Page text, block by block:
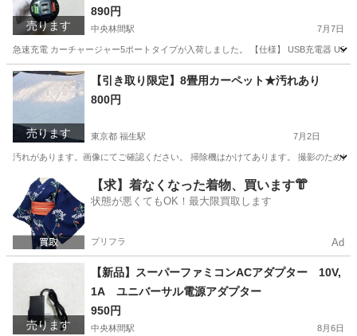
売ります
d★iPad★1年保証
890円
中央林間駅 7月7日
急速充電 カーチャージャー5ポートタイプが入荷しました。 【仕様】 USB充電器
神奈川 相模原市 中央林間駅 内装、インテリア
売ります
【引き取り限定】8畳用カーペット★汚れあり
800円
東京都 福生駅 7月2日
汚れがあります。画像にてご確認ください。 掃除機はかけてあります。 撮影のため
東京 あきる野市 福生駅 カーペット/マット/ラグ
カーペット
【求】着なくなった着物、買います👘
状態が悪くてもOK！最大限買取します
プリフラ Ad
売ります
【新品】スーパーファミコンACアダプター 10V,
1A ユニバーサル電源アダプター
950円
中央林間駅 8月6日